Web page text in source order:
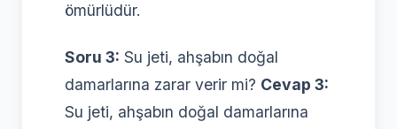
ömürlüdür.
Soru 3: Su jeti, ahşabın doğal
damarlarına zarar verir mi? Cevap 3:
Su jeti, ahşabın doğal damarlarına